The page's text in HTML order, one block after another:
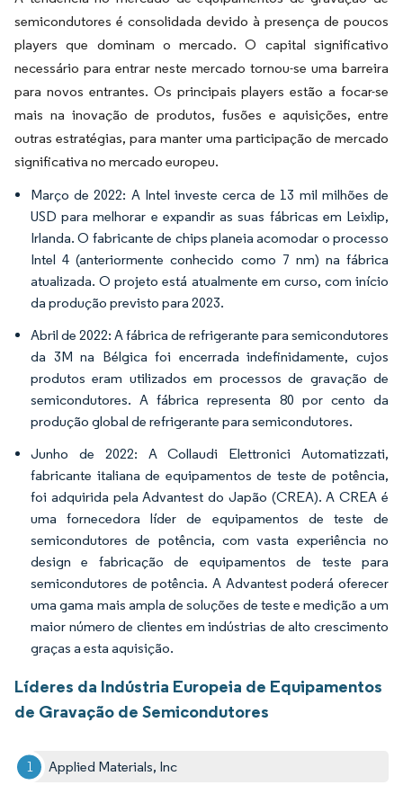
semicondutores é consolidada devido à presença de poucos
players que dominam o mercado. O capital significativo
necessário para entrar neste mercado tornou-se uma barreira
para novos entrantes. Os principais players estão a focar-se
mais na inovação de produtos, fusões e aquisições, entre
outras estratégias, para manter uma participação de mercado
significativa no mercado europeu.
Março de 2022: A Intel investe cerca de 13 mil milhões de
USD para melhorar e expandir as suas fábricas em Leixlip,
Irlanda. O fabricante de chips planeia acomodar o processo
Intel 4 (anteriormente conhecido como 7 nm) na fábrica
atualizada. O projeto está atualmente em curso, com início
da produção previsto para 2023.
Abril de 2022: A fábrica de refrigerante para semicondutores
da 3M na Bélgica foi encerrada indefinidamente, cujos
produtos eram utilizados em processos de gravação de
semicondutores. A fábrica representa 80 por cento da
produção global de refrigerante para semicondutores.
Junho de 2022: A Collaudi Elettronici Automatizzati,
fabricante italiana de equipamentos de teste de potência,
foi adquirida pela Advantest do Japão (CREA). A CREA é
uma fornecedora líder de equipamentos de teste de
semicondutores de potência, com vasta experiência no
design e fabricação de equipamentos de teste para
semicondutores de potência. A Advantest poderá oferecer
uma gama mais ampla de soluções de teste e medição a um
maior número de clientes em indústrias de alto crescimento
graças a esta aquisição.
Líderes da Indústria Europeia de Equipamentos
de Gravação de Semicondutores
Applied Materials, Inc